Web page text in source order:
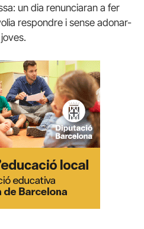
un dia renunciaran a fer
respondre i sense adonar-